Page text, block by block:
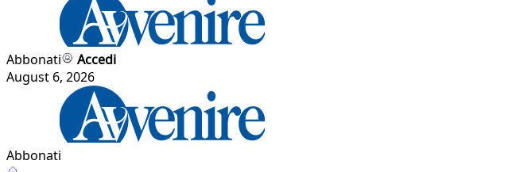
Abbonati
Accedi
August 6, 2026
Abbonati